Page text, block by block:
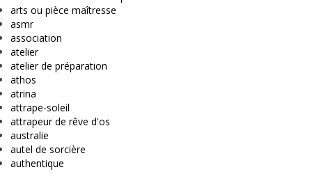
arts ou pièce maîtresse
asmr
association
atelier
atelier de préparation
athos
atrina
attrape-soleil
attrapeur de rêve d'os
australie
autel de sorcière
authentique